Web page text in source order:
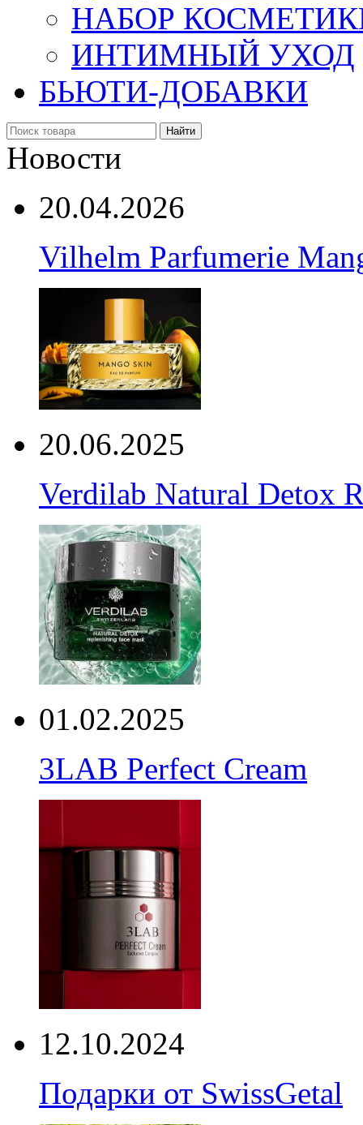
НАБОР
ИНТИМНЫЙ УХОД
БЬЮТИ-ДОБАВКИ
Найти
Новости
20.04.2026
Vilhelm Parfumerie
20.06.2025
Verdilab Natural Detox
01.02.2025
3LAB Perfect Cream
12.10.2024
Подарки от SwissGetal